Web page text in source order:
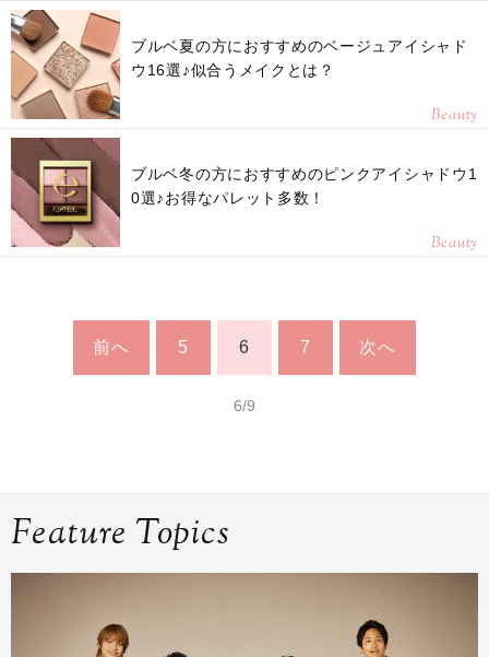
ブルベ夏の方におすすめのベージュアイシャド
ウ16選♪似合うメイクとは？
Beauty
ブルベ冬の方におすすめのピンクアイシャドウ1
0選♪お得なパレット多数！
Beauty
前へ 5 6 7 次へ
6/9
Feature Topics